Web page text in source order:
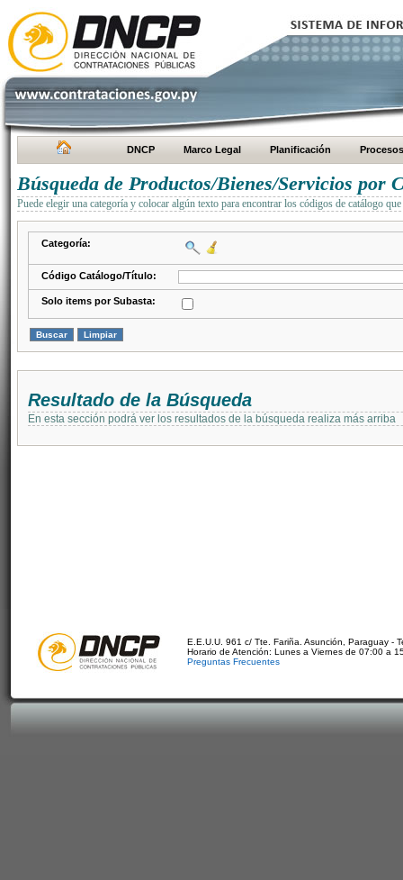
DNCP Marco Legal Planificación Procesos
Búsqueda de Productos/Bienes/Servicios por
Puede elegir una categoría y colocar algún texto para encontrar los códigos de catálogo
Categoría:
Código Catálogo/Título:
Solo items por Subasta:
Resultado de la Búsqueda
En esta sección podrá ver los resultados de la búsqueda realiza más arriba
E.E.U.U. 961 c/ Tte. Fariña. Asunción, Paraguay -
Horario de Atención: Lunes a Viernes de 07:00 a
Preguntas Frecuentes